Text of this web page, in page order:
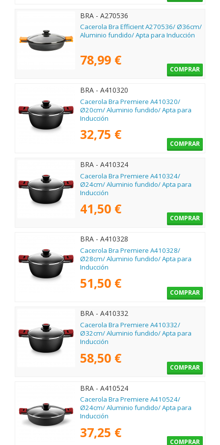
BRA - A270536
Cacerola Bra Efficient A270536/ Ø36cm/
Aluminio fundido/ Apta para Inducción
78,99 €
COMPRAR
BRA - A410320
Cacerola Bra Premiere A410320/
Ø20cm/ Aluminio fundido/ Apta para
Inducción
32,75 €
COMPRAR
BRA - A410324
Cacerola Bra Premiere A410324/
Ø24cm/ Aluminio fundido/ Apta para
Inducción
41,50 €
COMPRAR
BRA - A410328
Cacerola Bra Premiere A410328/
Ø28cm/ Aluminio fundido/ Apta para
Inducción
51,50 €
COMPRAR
BRA - A410332
Cacerola Bra Premiere A410332/
Ø32cm/ Aluminio fundido/ Apta para
Inducción
58,50 €
COMPRAR
BRA - A410524
Cacerola Bra Premiere A410524/
Ø24cm/ Aluminio fundido/ Apta para
Inducción
37,25 €
COMPRAR